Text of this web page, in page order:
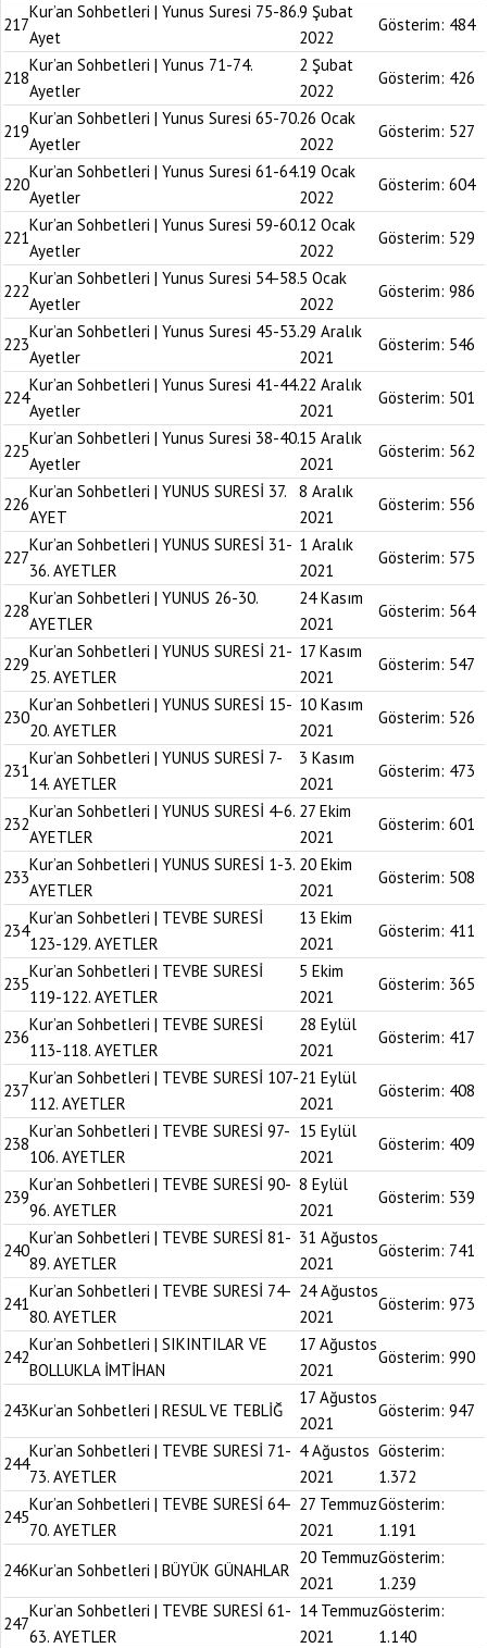
217
Kur’an Sohbetleri | Yunus Suresi 75-86.
Ayet
9 Şubat
2022
Gösterim: 484
218
Kur’an Sohbetleri | Yunus 71-74.
Ayetler
2 Şubat
2022
Gösterim: 426
219
Kur’an Sohbetleri | Yunus Suresi 65-70.
Ayetler
26 Ocak
2022
Gösterim: 527
220
Kur’an Sohbetleri | Yunus Suresi 61-64.
Ayetler
19 Ocak
2022
Gösterim: 604
221
Kur’an Sohbetleri | Yunus Suresi 59-60.
Ayetler
12 Ocak
2022
Gösterim: 529
222
Kur’an Sohbetleri | Yunus Suresi 54-58.
Ayetler
5 Ocak
2022
Gösterim: 986
223
Kur’an Sohbetleri | Yunus Suresi 45-53.
Ayetler
29 Aralık
2021
Gösterim: 546
224
Kur’an Sohbetleri | Yunus Suresi 41-44.
Ayetler
22 Aralık
2021
Gösterim: 501
225
Kur’an Sohbetleri | Yunus Suresi 38-40.
Ayetler
15 Aralık
2021
Gösterim: 562
226
Kur’an Sohbetleri | YUNUS SURESİ 37.
AYET
8 Aralık
2021
Gösterim: 556
227
Kur’an Sohbetleri | YUNUS SURESİ 31-
36. AYETLER
1 Aralık
2021
Gösterim: 575
228
Kur’an Sohbetleri | YUNUS 26-30.
AYETLER
24 Kasım
2021
Gösterim: 564
229
Kur’an Sohbetleri | YUNUS SURESİ 21-
25. AYETLER
17 Kasım
2021
Gösterim: 547
230
Kur’an Sohbetleri | YUNUS SURESİ 15-
20. AYETLER
10 Kasım
2021
Gösterim: 526
231
Kur’an Sohbetleri | YUNUS SURESİ 7-
14. AYETLER
3 Kasım
2021
Gösterim: 473
232
Kur’an Sohbetleri | YUNUS SURESİ 4-6.
AYETLER
27 Ekim
2021
Gösterim: 601
233
Kur’an Sohbetleri | YUNUS SURESİ 1-3.
AYETLER
20 Ekim
2021
Gösterim: 508
234
Kur’an Sohbetleri | TEVBE SURESİ
123-129. AYETLER
13 Ekim
2021
Gösterim: 411
235
Kur’an Sohbetleri | TEVBE SURESİ
119-122. AYETLER
5 Ekim
2021
Gösterim: 365
236
Kur’an Sohbetleri | TEVBE SURESİ
113-118. AYETLER
28 Eylül
2021
Gösterim: 417
237
Kur’an Sohbetleri | TEVBE SURESİ 107-
112. AYETLER
21 Eylül
2021
Gösterim: 408
238
Kur’an Sohbetleri | TEVBE SURESİ 97-
106. AYETLER
15 Eylül
2021
Gösterim: 409
239
Kur’an Sohbetleri | TEVBE SURESİ 90-
96. AYETLER
8 Eylül
2021
Gösterim: 539
240
Kur’an Sohbetleri | TEVBE SURESİ 81-
89. AYETLER
31 Ağustos
2021
Gösterim: 741
241
Kur’an Sohbetleri | TEVBE SURESİ 74-
80. AYETLER
24 Ağustos
2021
Gösterim: 973
242
Kur’an Sohbetleri | SIKINTILAR VE
BOLLUKLA İMTİHAN
17 Ağustos
2021
Gösterim: 990
243Kur’an Sohbetleri | RESUL VE TEBLİĞ
17 Ağustos
2021
Gösterim: 947
244
Kur’an Sohbetleri | TEVBE SURESİ 71-
73. AYETLER
4 Ağustos
2021
Gösterim:
1.372
245
Kur’an Sohbetleri | TEVBE SURESİ 64-
70. AYETLER
27 Temmuz
2021
Gösterim:
1.191
246Kur’an Sohbetleri | BÜYÜK GÜNAHLAR
20 Temmuz
2021
Gösterim:
1.239
247
Kur’an Sohbetleri | TEVBE SURESİ 61-
63. AYETLER
14 Temmuz
2021
Gösterim:
1.140